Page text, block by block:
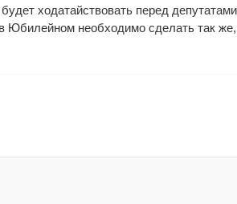
ходатайствовать перед
в Юбилейном необходимо сделать так